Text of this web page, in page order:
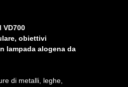
obiettivi
lampada alogena da
di metalli, leghe,